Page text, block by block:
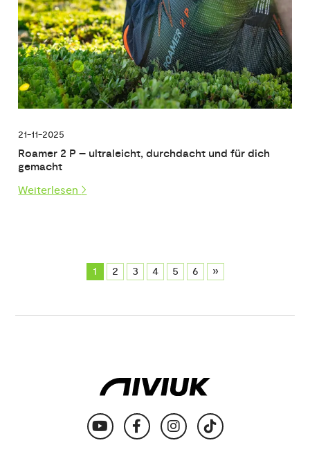
21-11-2025
Roamer 2 P – ultraleicht, durchdacht und für dich
gemacht
Weiterlesen
1 2 3 4 5 6 »